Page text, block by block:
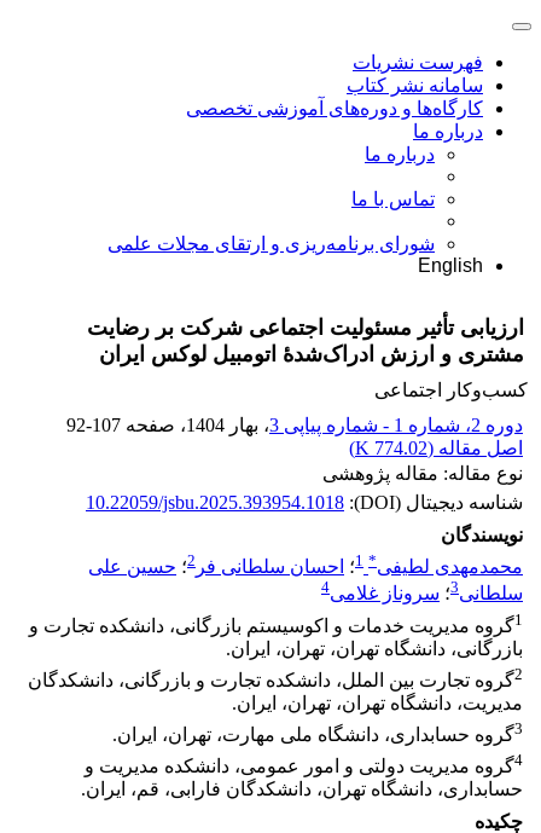
فهرست نشریات
سامانه نشر کتاب
کارگاه‌ها و دوره‌های آموزشی تخصصی
درباره ما
درباره ما
تماس با ما
شورای برنامه‌ریزی و ارتقای مجلات علمی
English
ارزیابی تأثیر مسئولیت اجتماعی شرکت بر رضایت
مشتری و ارزش ادراک‌شدۀ اتومبیل لوکس ایران
کسب‌وکار اجتماعی
دوره 2، شماره 1 - شماره پیاپی 3
، بهار 1404 ، صفحه 92-107
اصل مقاله (774.02 K
)
نوع مقاله: مقاله پژوهشی
شناسه دیجیتال (DOI):
10.22059/jsbu.2025.393954.1018
نویسندگان
محمدمهدی لطیفی*
1؛ احسان سلطانی فر 2؛ حسین علی
سلطانی3؛ سروناز غلامی4
1گروه مدیریت خدمات و اکوسیستم بازرگانی، دانشکده تجارت و
بازرگانی، دانشگاه تهران، تهران، ایران.
2گروه تجارت بین الملل، دانشکده تجارت و بازرگانی، دانشکدگان
مدیریت، دانشگاه تهران، تهران، ایران.
3گروه حسابداری، دانشگاه ملی مهارت، تهران، ایران.
4گروه مدیریت دولتی و امور عمومی، دانشکده مدیریت و
حسابداری، دانشگاه تهران، دانشکدگان فارابی، قم، ایران.
چکیده